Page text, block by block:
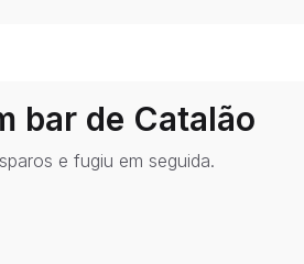
bar de Catalão
e fugiu em seguida.